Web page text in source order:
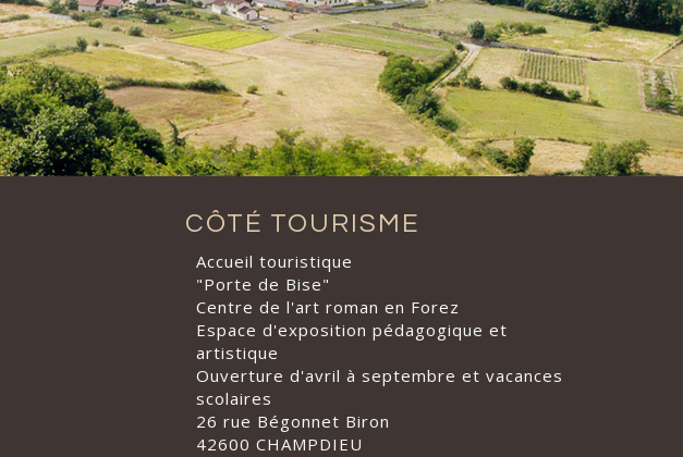
CÔTÉ TOURISME
Accueil touristique
"Porte de Bise"
Centre de l'art roman en Forez
Espace d'exposition pédagogique et
artistique
Ouverture d'avril à septembre et vacances
scolaires
26 rue Bégonnet Biron
42600 CHAMPDIEU